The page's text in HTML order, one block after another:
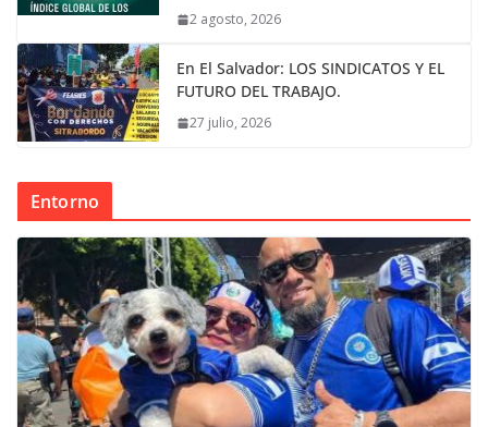
2 agosto, 2026
En El Salvador: LOS SINDICATOS Y EL
FUTURO DEL TRABAJO.
27 julio, 2026
Entorno